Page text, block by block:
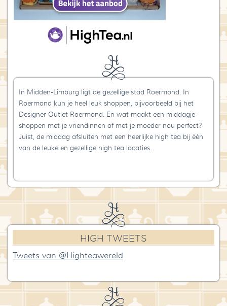
In Midden-Limburg ligt de gezellige stad Roermond. In
Roermond kun je heel leuk shoppen, bijvoorbeeld bij het
Designer Outlet Roermond. En wat maakt een middagje
shoppen met je vriendinnen of met je moeder nou perfect?
Juist, de middag afsluiten met een heerlijke high tea bij één
van de leuke en gezellige high tea locaties.
HIGH TWEETS
Tweets van @Highteawereld